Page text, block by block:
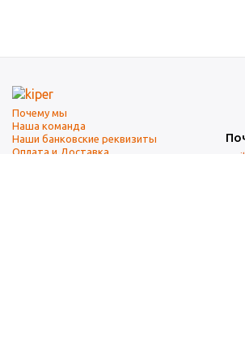
Почему мы
Наша команда
Наши банковские реквизиты
Оплата и Доставка